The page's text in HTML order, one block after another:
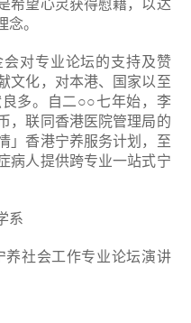
希望心灵获得慰藉，以达
。
对专业论坛的支持及赞
文化，对本港、国家以至
多。自二○○七年始，李
，联同香港医院管理局的
」香港宁养服务计划，至
病人提供跨专业一站式宁
系
养社会工作专业论坛演讲